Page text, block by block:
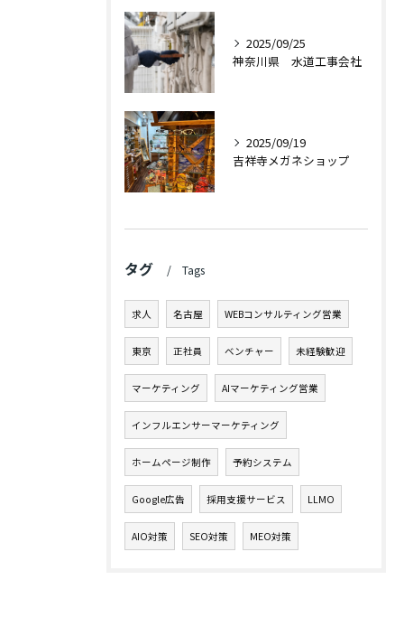
2025/09/25
神奈川県 水道工事会社
2025/09/19
吉祥寺メガネショップ
タグ Tags
求人 名古屋 WEBコンサルティング営業
東京 正社員 ベンチャー 未経験歓迎
マーケティング AIマーケティング営業
インフルエンサーマーケティング
ホームページ制作 予約システム
Google広告 採用支援サービス LLMO
AIO対策 SEO対策 MEO対策